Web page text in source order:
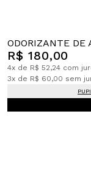
ODORIZANTE DE
R$ 180,00
4x de R$ 52,24 com
3x de R$ 60,00 sem